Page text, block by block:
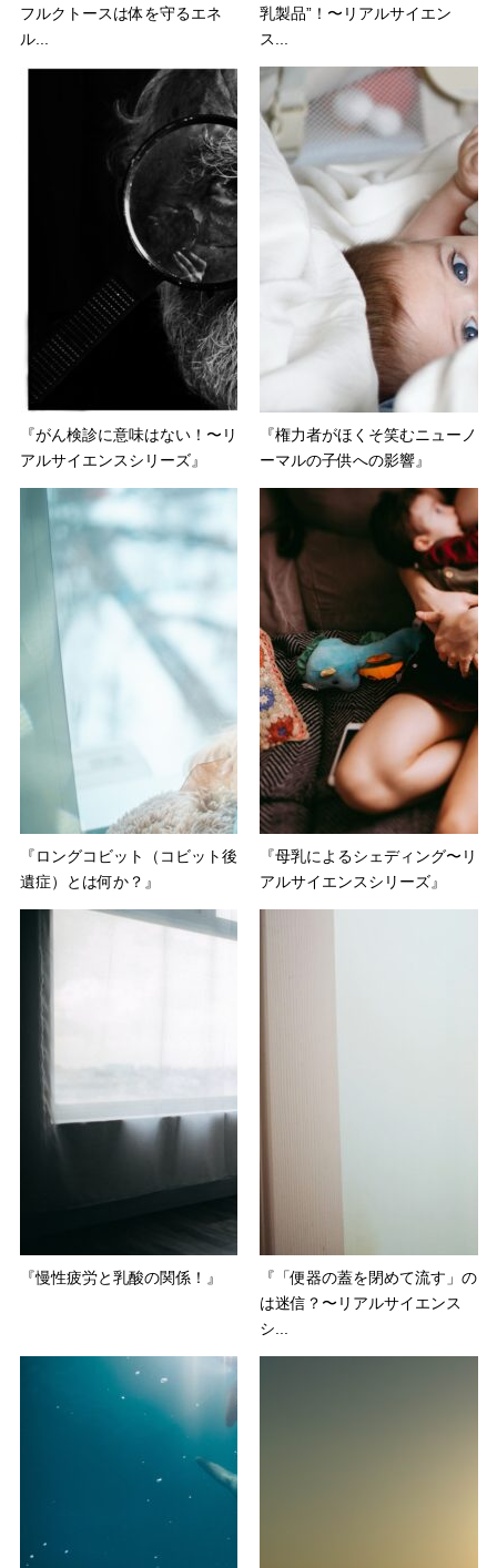
フルクトースは体を守るエネ
ル...
乳製品”！〜リアルサイエン
ス...
『がん検診に意味はない！〜リ
アルサイエンスシリーズ』
『権力者がほくそ笑むニューノ
ーマルの子供への影響』
『ロングコビット（コビット後
遺症）とは何か？』
『母乳によるシェディング〜リ
アルサイエンスシリーズ』
『慢性疲労と乳酸の関係！』
『「便器の蓋を閉めて流す」の
は迷信？〜リアルサイエンス
シ...